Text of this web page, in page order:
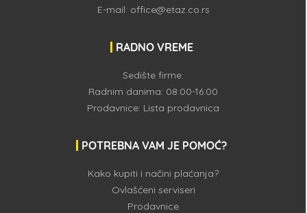
E-mail: office@etaz.co.rs
RADNO VREME
Sedište firme:
Radnim danima: 08:00-16:00
Prodavnice: Lista prodavnica
POTREBNA VAM JE POMOĆ?
Kako kupiti i načini plaćanja?
Ovlašćeni serviseri
Prodavnice